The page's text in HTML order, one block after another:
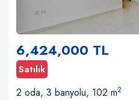
6,424,000 TL
Satılık
2 oda, 3 banyolu, 102 m2